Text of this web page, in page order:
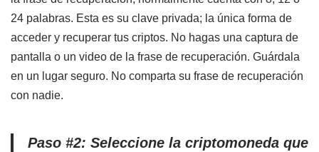
24 palabras. Esta es su clave privada; la única forma de
acceder y recuperar tus criptos. No hagas una captura de
pantalla o un video de la frase de recuperación. Guárdala
en un lugar seguro. No comparta su frase de recuperación
con nadie.
Paso #2: Seleccione la criptomoneda que